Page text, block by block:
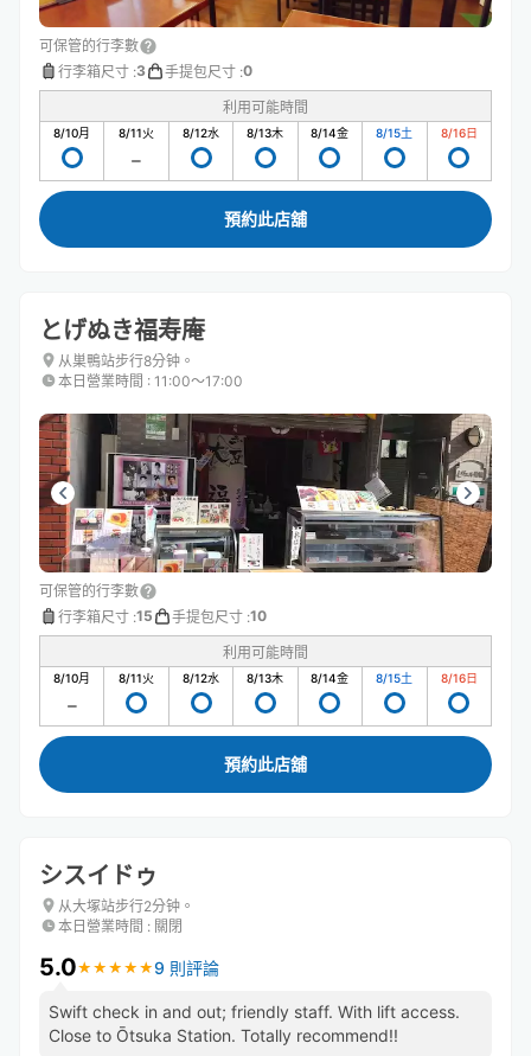
可保管的行李數
行李箱尺寸 :3 手提包尺寸 :0
利用可能時間
8/10月 8/11火 8/12水 8/13木 8/14金 8/15土 8/16日
預約此店舖
とげぬき福寿庵
从巣鴨站步行8分钟。
本日營業時間 : 11:00〜17:00
可保管的行李數
行李箱尺寸 :15 手提包尺寸 :10
利用可能時間
8/10月 8/11火 8/12水 8/13木 8/14金 8/15土 8/16日
預約此店舖
シスイドゥ
从大塚站步行2分钟。
本日營業時間 : 關閉
5.0★ ★ ★ ★ ★
★ ★ ★ ★ ★9 則評論
Swift check in and out; friendly staff. With lift access.
Close to Ōtsuka Station. Totally recommend!!